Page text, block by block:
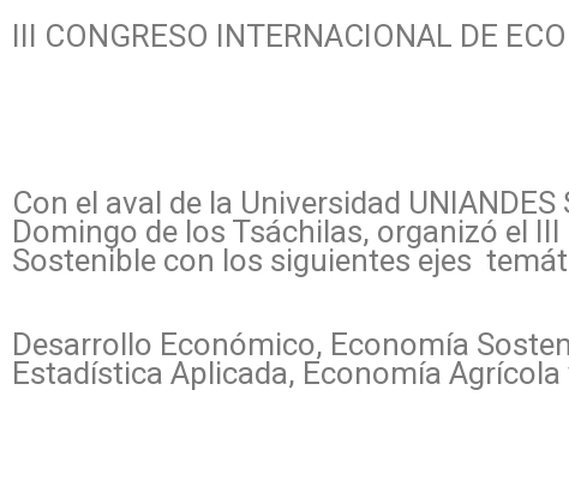
III CONGRESO INTERNACIONAL DE
Con el aval de la Universidad
Domingo de los Tsáchilas, organizó el
Sostenible con los siguientes ejes
Desarrollo Económico, Economía
Estadística Aplicada, Economía